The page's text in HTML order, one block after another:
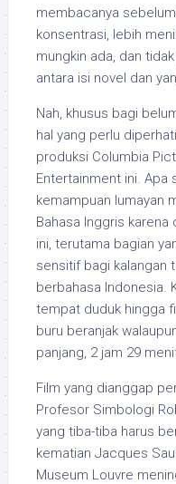
membacanya
konsentrasi, lebih
mungkin ada, dan
antara isi novel dan
Nah, khusus bagi
hal yang perlu
produksi Columbia
Entertainment ini. Apa
kemampuan lumayan
Bahasa Inggris karena
ini, terutama bagian
sensitif bagi kalangan
berbahasa Indonesia.
tempat duduk hingga
buru beranjak
panjang, 2 jam 29
Film yang dianggap
Profesor Simbologi
yang tiba-tiba harus
kematian Jacques
Museum Louvre